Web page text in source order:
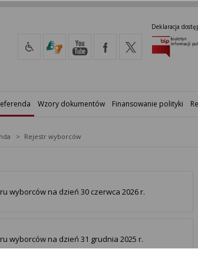
Deklaracja
Wzory dokumentów Finansowanie polityki
Rejestr wyborców
wyborców na dzień 30 czerwca 2026 r.
wyborców na dzień 31 grudnia 2025 r.